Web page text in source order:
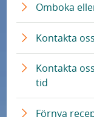
Omboka
Kontakta
Kontakta
tid
x
t
Förnya